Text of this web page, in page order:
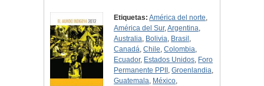
Etiquetas: América del norte,
América del Sur,Argentina,
Australia, Bolivia, Brasil ,
Canadá,Chile,Colombia,
Ecuador, Estados Unidos, Foro
Permanente PPII ,Groenlandia,
Guatemala, México,